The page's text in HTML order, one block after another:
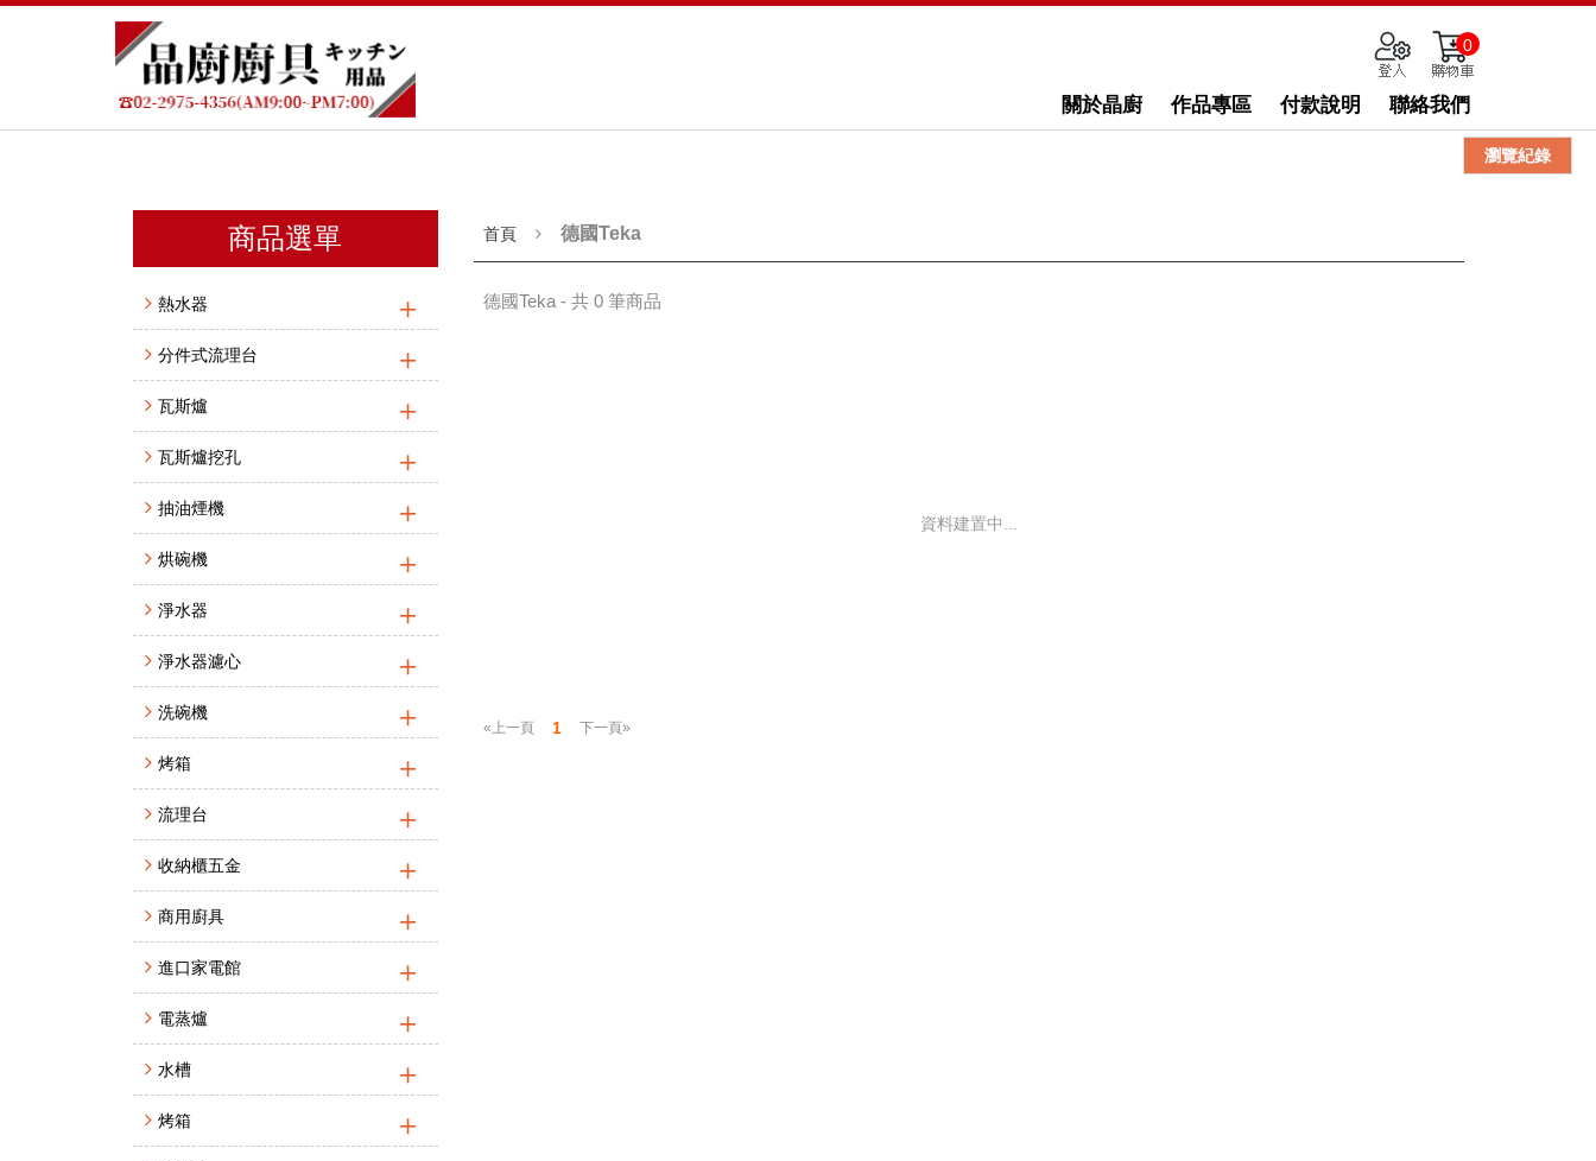
關於晶廚 作品專區 付款說明 聯絡我們
0
商品選單
熱水器
分件式流理台
瓦斯爐
瓦斯爐挖孔
抽油煙機
烘碗機
淨水器
淨水器濾心
洗碗機
烤箱
流理台
收納櫃五金
商用廚具
進口家電館
電蒸爐
水槽
烤箱
首頁 德國Teka
德國Teka - 共 0 筆商品
資料建置中...
«上一頁 1 下一頁»
瀏覽紀錄